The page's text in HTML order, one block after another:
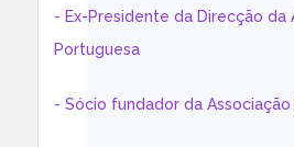
- Ex-Presidente da Direcção da
Portuguesa
- Sócio fundador da